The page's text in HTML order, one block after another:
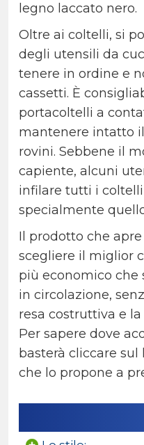
legno laccato nero.
Oltre ai coltelli, si
degli utensili da
tenere in ordine e
cassetti. È
portacoltelli a
mantenere intatto
rovini. Sebbene il
capiente, alcuni
infilare tutti i coltelli
specialmente
Il prodotto che
scegliere il miglior
più economico che
in circolazione,
resa costruttiva e
Per sapere dove
basterà cliccare
che lo propone a